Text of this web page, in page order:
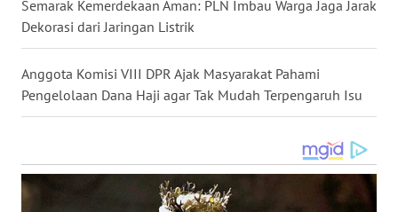
Semarak Kemerdekaan Aman: PLN Imbau Warga Jaga Jarak
Dekorasi dari Jaringan Listrik
Anggota Komisi VIII DPR Ajak Masyarakat Pahami
Pengelolaan Dana Haji agar Tak Mudah Terpengaruh Isu
WN
KALTENG
WN
KALTARA